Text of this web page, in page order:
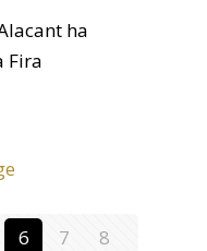
ha
Fira
6 7
8